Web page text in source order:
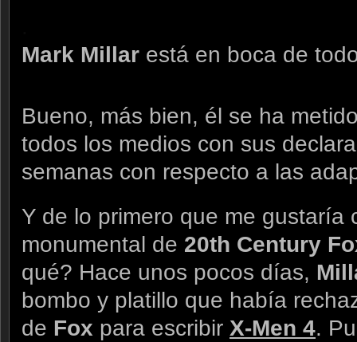
Mark Millar está en boca de
Bueno, más bien, él se ha
todos los medios con sus
semanas con respecto a las
Y de lo primero que me gustaría
monumental de 20th Century
qué? Hace unos pocos días,
bombo y platillo que había
de Fox para escribir X-Men 4.